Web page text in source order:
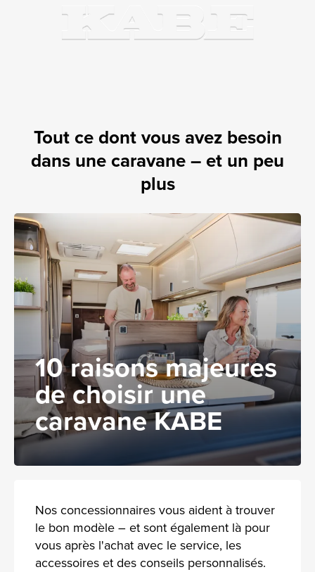
Tout ce dont vous avez besoin
dans une caravane – et un peu
plus
10 raisons majeures
de choisir une
caravane KABE
Nos concessionnaires vous aident à trouver
le bon modèle – et sont également là pour
vous après l'achat avec le service, les
accessoires et des conseils personnalisés.